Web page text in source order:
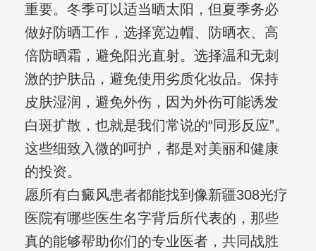
重要。冬季可以适当晒太阳，但夏季务必
做好防晒工作，选择宽边帽、防晒衣、高
倍防晒霜，避免阳光直射。选择温和无刺
激的护肤品，避免使用劣质化妆品。保持
皮肤湿润，避免外伤，因为外伤可能诱发
白斑扩散，也就是我们常说的“同形反应”。
这些细致入微的呵护，都是对美丽和健康
的投资。
愿所有白癜风患者都能找到像新疆308光疗
医院有哪些医生名字背后所代表的，那些
真的能够帮助你们的专业医者，共同战胜